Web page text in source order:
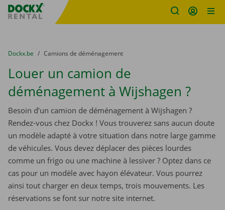
sitename
You are here:
du
Dockx.be to
Camions de déménagement
Louer un camion de
déménagement à Wijshagen ?
Besoin d’un camion de déménagement à Wijshagen ?
Rendez-vous chez Dockx ! Vous trouverez sans aucun doute
un modèle adapté à votre situation dans notre large gamme
de véhicules. Vous devez déplacer des pièces lourdes
comme un frigo ou une machine à lessiver ? Optez dans ce
cas pour un modèle avec hayon élévateur. Vous pourrez
ainsi tout charger en deux temps, trois mouvements. Les
réservations se font sur notre site internet.